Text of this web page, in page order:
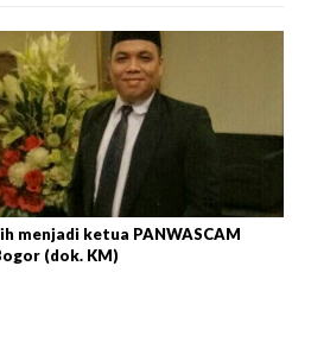
menjadi ketua PANWASCAM
(dok. KM)